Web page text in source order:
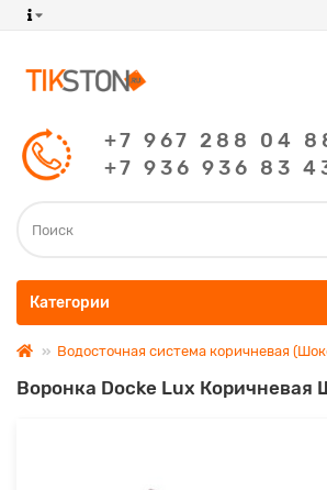
+7 967 288 04
+7 936 936 83
Категории
Водосточная система коричневая
Воронка Docke Lux Коричневая